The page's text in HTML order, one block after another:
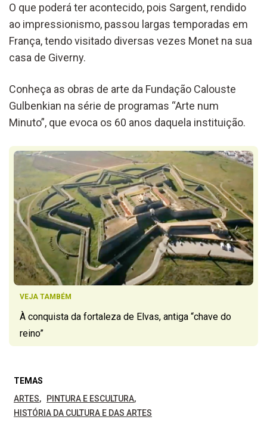
O que poderá ter acontecido, pois Sargent, rendido
ao impressionismo, passou largas temporadas em
França, tendo visitado diversas vezes Monet na sua
casa de Giverny.
Conheça as obras de arte da Fundação Calouste
Gulbenkian na série de programas “Arte num
Minuto”, que evoca os 60 anos daquela instituição.
VEJA TAMBÉM
À conquista da fortaleza de Elvas, antiga “chave do
reino”
TEMAS
ARTES
PINTURA E ESCULTURA
HISTÓRIA DA CULTURA E DAS ARTES